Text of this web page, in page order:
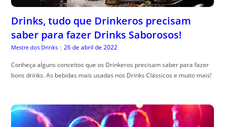
Drinks, tudo que Drinkeros precisam
saber para fazer Drinks Saborosos!
Mestre dos Drinks | 26 de abril de 2022
Conheça alguns conceitos que os Drinkeros precisam saber para fazer
bons drinks. As bebidas mais usadas nos Drinks Clássicos e muito mais!